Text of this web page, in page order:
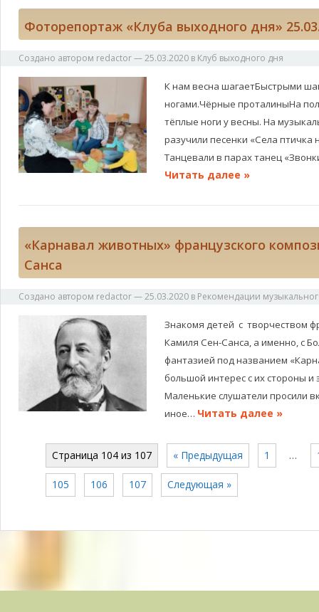
Фоторепортаж «Клуба выходного дня»
Создано автором redactor—25.03.2020 в Клуб выходного дня
К нам весна шагаетБыстрыми
ногами.Чёрные проталиныНа
тёплые ноги у весны. На
разучили песенки «Села птичка
Танцевали в парах танец
Читать далее »
«Карнавал животных» французского
Санса
Создано автором redactor—25.03.2020 в Рекомендации
Знакомя детей с творчеством
Камиля Сен-Санса, а именно, с
фантазией под названием
большой интерес с их стороны
Маленькие слушатели просили
иное… Читать далее »
Страница 104 из 107 « Предыдущая 1 …
105 106 107 Следующая »